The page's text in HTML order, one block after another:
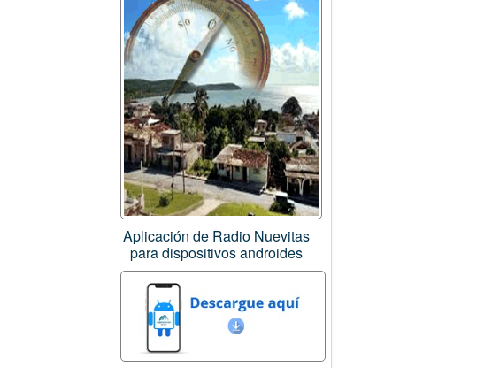
Aplicación de Radio Nuevitas
para dispositivos androides